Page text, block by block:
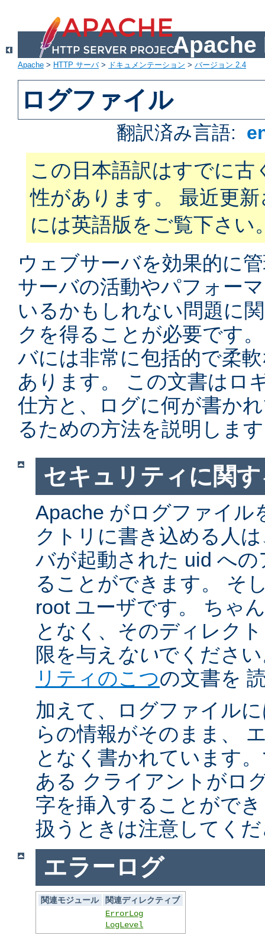
Apache
Apache > HTTP サーバ> ドキュメンテーション > バージョン 2.4
ログファイル
翻訳済み言語:
この日本語訳はすでに古
性があります。 最近更
には英語版をご覧下さい
ウェブサーバを効果的に
サーバの活動やパフォー
いるかもしれない問題に
クを得ることが必要です
バには非常に包括的で柔
あります。 この文書はロ
仕方と、ログに何が書か
るための方法を説明しま
セキュリティに関
Apache がログファイル
クトリに書き込める人
バが起動された uid へ
ることができます。 そ
root ユーザです。 ちゃ
となく、そのディレク
限を与え ないでくださ
リティのこつの文書を
加えて、ログファイル
らの情報がそのまま、
となく書かれています
ある クライアントがロ
字を挿入することがで
扱うときは注意してく
エラーログ
関連モジュール
関連ディレクティブ
ErrorLog
LogLevel